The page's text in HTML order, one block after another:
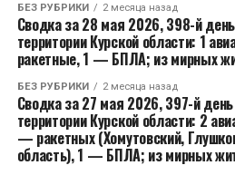
БЕЗ РУБРИКИ 2 месяца назад
Сводка за 28 мая 2026, 398-й
территории Курской области: 1
ракетные, 1 — БПЛА; из мирных
БЕЗ РУБРИКИ 2 месяца назад
Сводка за 27 мая 2026, 397-й
территории Курской области: 2
— ракетных (Хомутовский,
область), 1 — БПЛА; из мирных